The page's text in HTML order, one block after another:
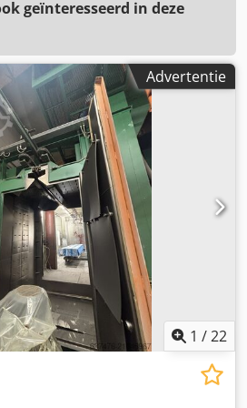
geïnteresseerd in deze
Advertentie
1 /22